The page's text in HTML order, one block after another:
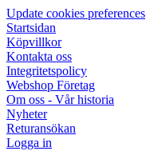
Update cookies preferences
Startsidan
Köpvillkor
Kontakta oss
Integritetspolicy
Webshop Företag
Om oss - Vår historia
Nyheter
Returansökan
Logga in